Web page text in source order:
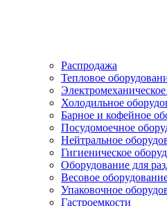
Распродажа
Тепловое
Холодильное
Барное и кофейное
Посудомоечное
Нейтральное
Гигиеническое
Оборудование для
Весовое
Упаковочное
Гастроемкости